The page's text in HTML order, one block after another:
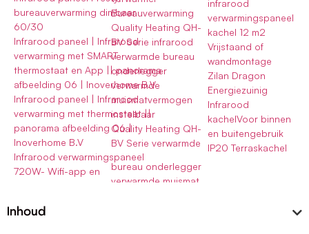
bureauverwarming dimbaar
60/30
Infrarood paneel | Infrarood
verwarming met SMART
thermostaat en App || panorama
afbeelding 06 | Inoverhome B.V
Infrarood paneel | Infrarood
verwarming met thermostaat ||
panorama afbeelding 06 |
Inoverhome B.V
Infrarood verwarmingspaneel
720W- Wifi-app en
Bureauverwarming
Quality Heating QH-
BV Serie infrarood
verwarmde bureau
onderlegger
verwarmde
muismatvermogen
instelbaar
Quality Heating QH-
BV Serie verwarmde
bureau onderlegger
verwarmde muismat
infrarood
verwarmingspaneel
kachel 12 m2
Vrijstaand of
wandmontage
Zilan Dragon
Energiezuinig
Infrarood
kachelVoor binnen
en buitengebruik
IP20 Terraskachel
Inhoud